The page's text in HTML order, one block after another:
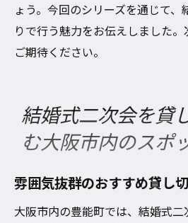
ょう。今回のシリーズを通じて
りで行う魅力をお伝えしました
ご期待ください。
結婚式二次会を貸
む大阪市内のスポ
雰囲気抜群のおすすめ貸し
大阪市内の豊能町では、結婚式